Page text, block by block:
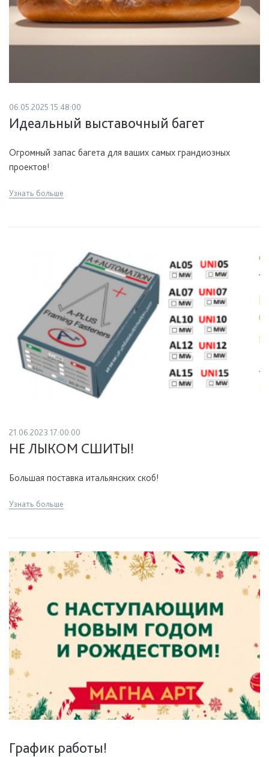
06.05.2025 15:48:00
Идеальный выставочный багет
Огромный запас багета для ваших самых грандиозных
проектов!
Узнать больше
21.06.2023 17:00:00
НЕ ЛЫКОМ СШИТЫ!
Большая поставка итальянских скоб!
Узнать больше
График работы!